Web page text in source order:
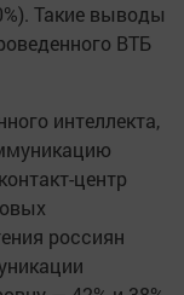
Такие выводы
ВТБ
интеллекта,
центр
россиян